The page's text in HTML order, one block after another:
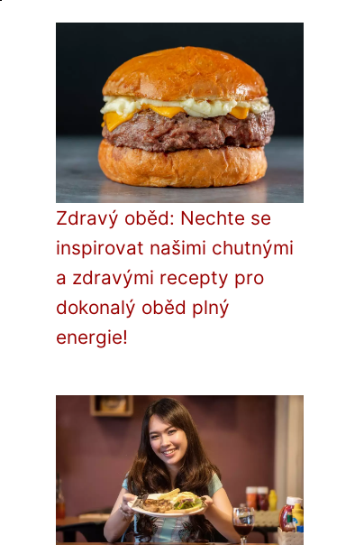
Zdravý oběd: Nechte se
inspirovat našimi chutnými
a zdravými recepty pro
dokonalý oběd plný
energie!